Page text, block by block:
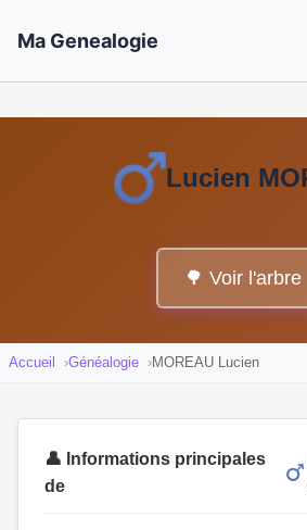
Ma Genealogie
Lucien
🌳 Voir l'arbre
Accueil Généalogie MOREAU Lucien
👤 Informations principales
de